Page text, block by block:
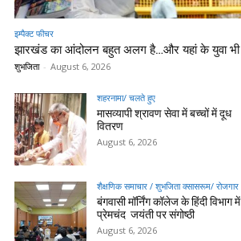
इम्पैक्ट फीचर
झारखंड का आंदोलन बहुत अलग है…और यहां के युवा भी
शुभजिता - August 6, 2026
शहरनामा/ चलते हुए
मासव्यापी श्रावण सेवा में बच्चों में दूध
वितरण
August 6, 2026
शैक्षणिक समाचार / शुभजिता क्सासरूम/ रोजगार
बंगवासी मॉर्निंग कॉलेज के हिंदी विभाग में
प्रेमचंद जयंती पर संगोष्ठी
August 6, 2026